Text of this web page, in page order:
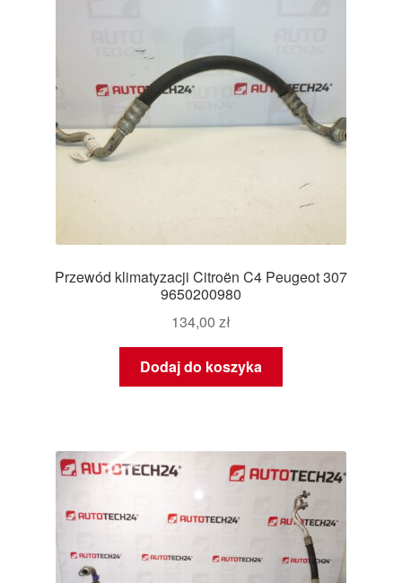
Przewód klimatyzacji Citroën C4 Peugeot 307
9650200980
134,00 zł
Dodaj do koszyka